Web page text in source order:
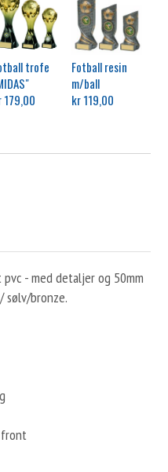
trofe
179,00
Fotball resin
m/ball
kr 119,00
- med detaljer og 50mm
sølv/bronze.